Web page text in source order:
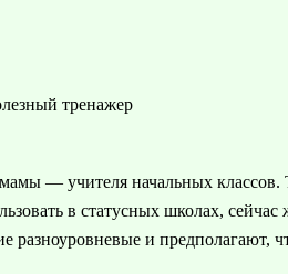
тренажер
— учителя начальных классов.
в статусных школах,
разноуровневые и предполагают,